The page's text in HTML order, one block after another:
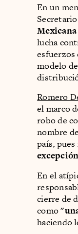
En un
Mexicana
lucha
esfuerzos
modelo
Romero
el marco
robo de
nombre
país,
En el
cierre de
como
haciendo